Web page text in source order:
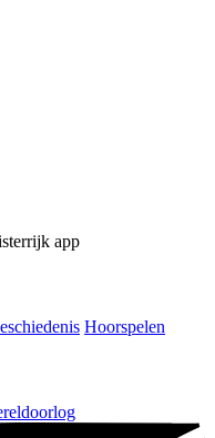
app
Hoorspelen